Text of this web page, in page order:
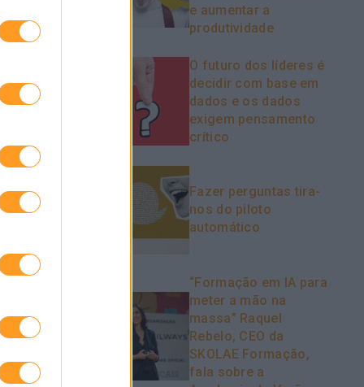
por um
que
se
de
e aumentar a
produtividade
O futuro dos líderes é
decidir com base em
dados e os dados
exigem pensamento
crítico
Fazer perguntas tira-
nos do piloto
automático
“Formação em IA para
meter a mão na
massa” Raquel
Rebelo, CEO da
SKOLAE Formação,
fala sobre a